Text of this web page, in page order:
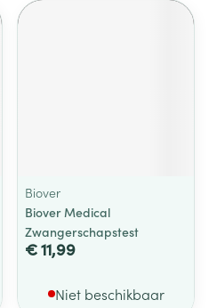
Biover
Biover Medical
Zwangerschapstest
€ 11,99
Niet beschikbaar